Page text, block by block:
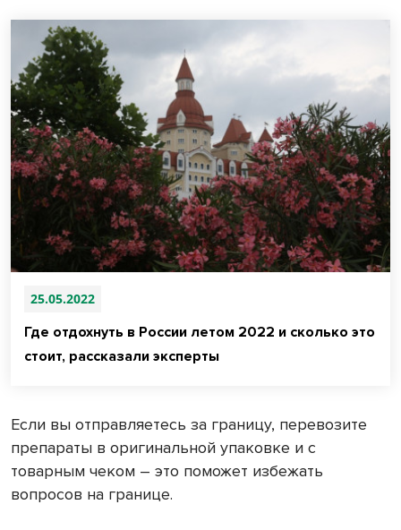
25.05.2022
Где отдохнуть в России летом 2022 и сколько это
стоит, рассказали эксперты
Если вы отправляетесь за границу, перевозите
препараты в оригинальной упаковке и с
товарным чеком – это поможет избежать
вопросов на границе.